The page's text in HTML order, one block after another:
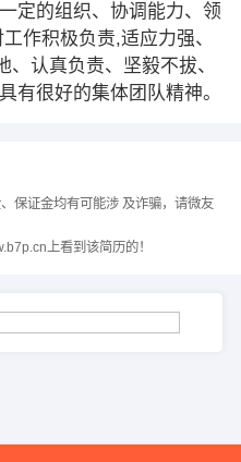
定的组织、协调能力、领
作积极负责,适应力强、
认真负责、坚毅不拔、
有很好的集体团队精神。
保证金均有可能涉 及诈骗，请微友
上看到该简历的！